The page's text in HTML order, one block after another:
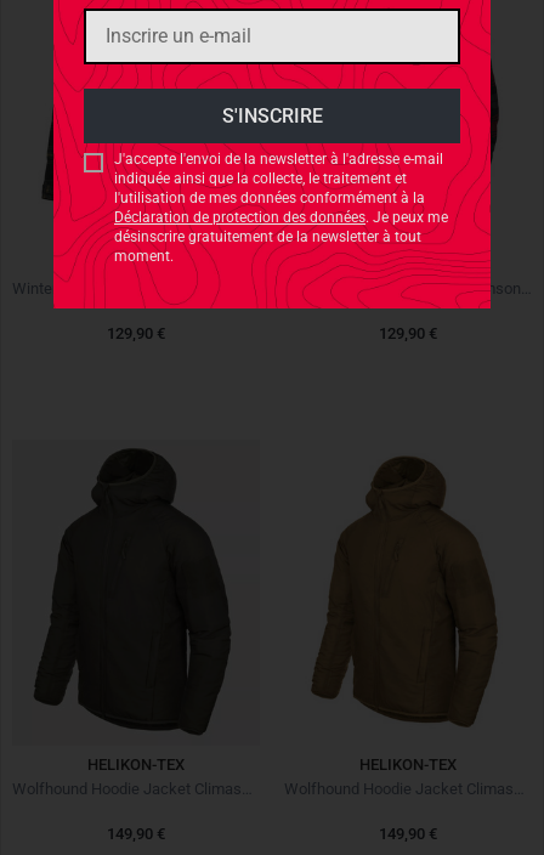
J'accepte l'envoi de la newsletter à l'adresse e-mail
indiquée ainsi que la collecte, le traitement et
l'utilisation de mes données conformément à la
Déclaration de protection des données. Je peux me
désinscrire gratuitement de la newsletter à tout
moment.
HELIKON-TEX
Winter Warden Shirt Slate Moorland Plaid
129,90 €
HELIKON-TEX
129,90 €
HELIKON-TEX
149,90 €
HELIKON-TEX
149,90 €